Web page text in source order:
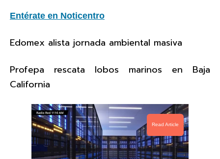
Entérate en Noticentro
Edomex alista jornada ambiental masiva
Profepa rescata lobos marinos en Baja
California
Read Article